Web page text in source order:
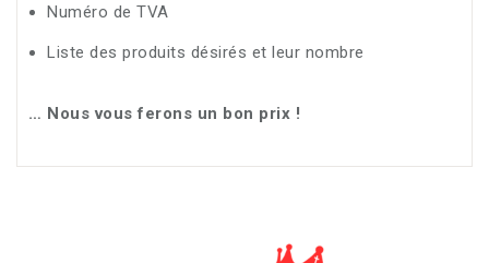
Numéro de TVA
Liste des produits désirés et leur nombre
… Nous vous ferons un bon prix !